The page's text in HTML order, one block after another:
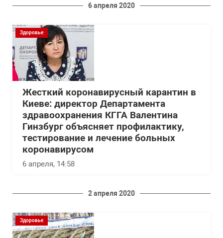
6 апреля 2020
Здоровье
Жесткий коронавирусный карантин в
Киеве: директор Департамента
здравоохранения КГГА Валентина
Гинзбург объясняет профилактику,
тестирование и лечение больных
коронавирусом
6 апреля, 14:58
2 апреля 2020
Здоровье